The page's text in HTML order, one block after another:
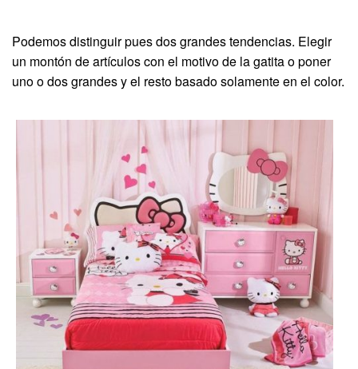
Podemos distinguir pues dos grandes tendencias. Elegir
un montón de artículos con el motivo de la gatita o poner
uno o dos grandes y el resto basado solamente en el color.